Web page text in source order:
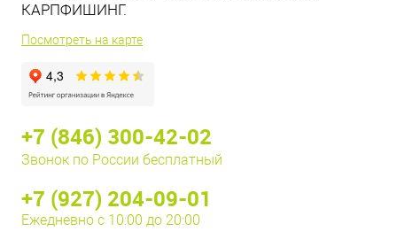
КАРПФИШИНГ.
Посмотреть на карте
+7 (846) 300-42-02
Звонок по России бесплатный
+7 (927) 204-09-01
Ежедневно с 10:00 до 20:00